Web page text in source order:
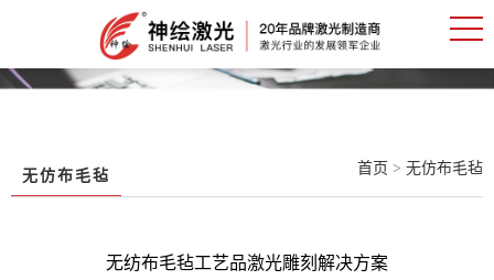
无仿布毛毡 首页 > 无仿布毛毡
无纺布毛毡工艺品激光雕刻解决方案